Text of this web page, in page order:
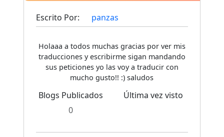
Escrito Por: panzas
Holaaa a todos muchas gracias por ver mis
traducciones y escribirme sigan mandando
sus peticiones yo las voy a traducir con
mucho gusto!! :) saludos
Blogs Publicados
0
Última vez visto